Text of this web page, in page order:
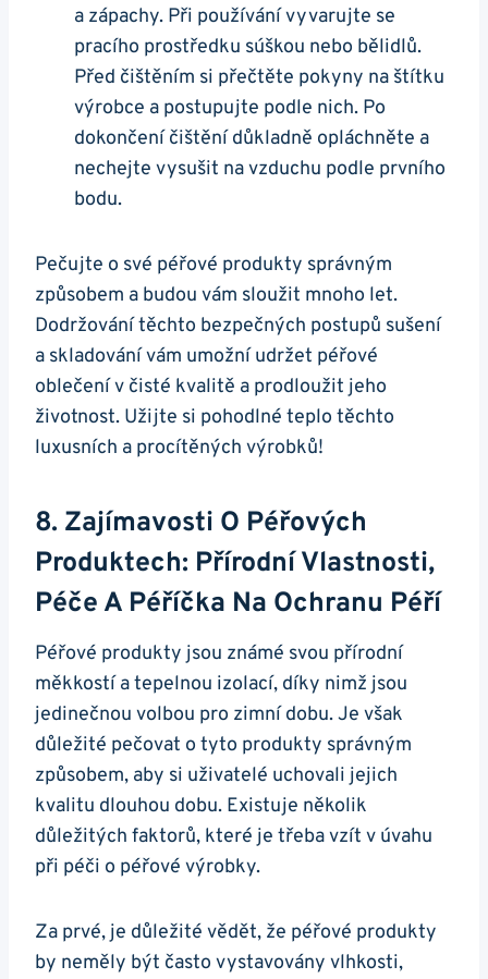
a zápachy. Při používání vyvarujte se
pracího prostředku súškou nebo bělidlů.
Před čištěním si přečtěte pokyny na štítku
výrobce a postupujte podle nich. Po
dokončení čištění důkladně opláchněte a
nechejte vysušit na vzduchu podle prvního
bodu.
Pečujte o své péřové produkty správným
způsobem a budou vám sloužit mnoho let.
Dodržování těchto bezpečných postupů sušení
a skladování vám umožní udržet péřové
oblečení v čisté kvalitě a prodloužit jeho
životnost. Užijte si pohodlné teplo těchto
luxusních a procítěných výrobků!
8. Zajímavosti O Péřových
Produktech: Přírodní Vlastnosti,
Péče A Péříčka Na Ochranu Péří
Péřové produkty jsou známé svou přírodní
měkkostí a tepelnou izolací, díky nimž jsou
jedinečnou volbou pro zimní dobu. Je však
důležité pečovat o tyto produkty správným
způsobem, aby si uživatelé uchovali jejich
kvalitu dlouhou dobu. Existuje několik
důležitých faktorů, které je třeba vzít v úvahu
při péči o péřové výrobky.
Za prvé, je důležité vědět, že péřové produkty
by neměly být často vystavovány vlhkosti,